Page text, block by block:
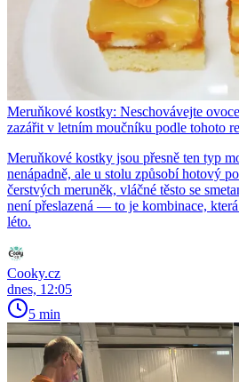
Meruňkové kostky: Neschovávejte
zazářit v letním moučníku podle tohoto
Meruňkové kostky jsou přesně ten typ
nenápadně, ale u stolu způsobí hotový
čerstvých meruněk, vláčné těsto se
není přeslazená — to je kombinace,
léto.
Cooky.cz
dnes, 12:05
5 min